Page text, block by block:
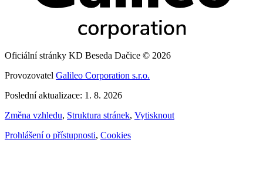
Oficiální stránky KD Beseda Dačice © 2026
Provozovatel Galileo Corporation s.r.o.
Poslední aktualizace: 1. 8. 2026
Změna vzhledu, Struktura stránek, Vytisknout
Prohlášení o přístupnosti, Cookies